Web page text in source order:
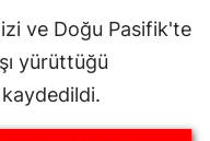
ve Doğu Pasifik'te
yürüttüğü